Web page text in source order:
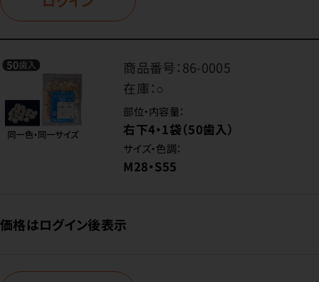
商品番号：86-0005
在庫：○
部位・内容量：
右下4・1袋（50歯入）
サイズ・色調：
M28・S55
価格はログイン後表示